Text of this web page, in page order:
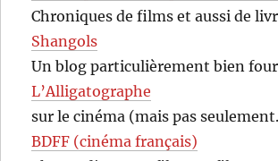
Chroniques de films et aussi de
Shangols
Un blog particulièrement bien
L’Alligatographe
sur le cinéma (mais pas
BDFF (cinéma français)